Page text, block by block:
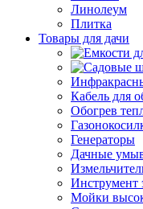
Линолеум
Плитка
Товары для дачи
Кабель для
Обогрев
Генераторы
Дачные
Инструмент
Мойки